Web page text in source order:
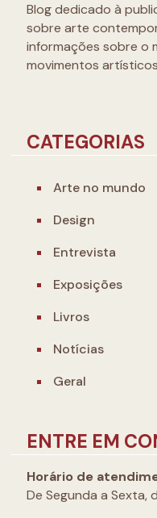
Blog dedicado à
sobre arte
informações sobre o
movimentos
CATEGORIAS
Arte no mundo
Design
Entrevista
Exposições
Livros
Notícias
Geral
ENTRE EM
Horário de
De Segunda a Sexta,